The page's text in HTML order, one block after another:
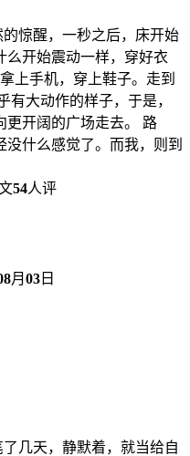
的惊醒，一秒之后，床开始
么开始震动一样，穿好衣
上手机，穿上鞋子。走到
有大动作的样子，于是，
更开阔的广场走去。 路
没什么感觉了。而我，则到
54人评
月 03 日
了几天，静默着，就当给自